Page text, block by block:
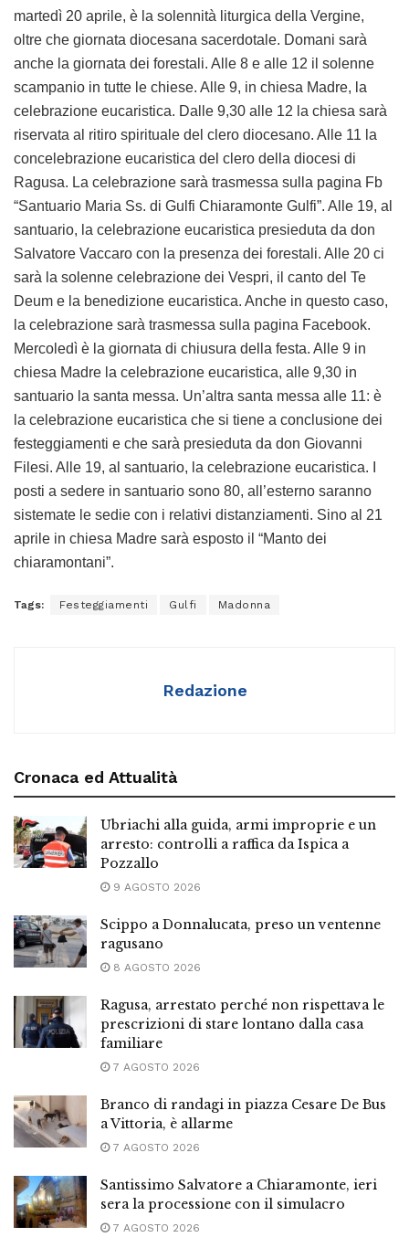
martedì 20 aprile, è la solennità liturgica della Vergine,
oltre che giornata diocesana sacerdotale. Domani sarà
anche la giornata dei forestali. Alle 8 e alle 12 il solenne
scampanio in tutte le chiese. Alle 9, in chiesa Madre, la
celebrazione eucaristica. Dalle 9,30 alle 12 la chiesa sarà
riservata al ritiro spirituale del clero diocesano. Alle 11 la
concelebrazione eucaristica del clero della diocesi di
Ragusa. La celebrazione sarà trasmessa sulla pagina Fb
“Santuario Maria Ss. di Gulfi Chiaramonte Gulfi”. Alle 19, al
santuario, la celebrazione eucaristica presieduta da don
Salvatore Vaccaro con la presenza dei forestali. Alle 20 ci
sarà la solenne celebrazione dei Vespri, il canto del Te
Deum e la benedizione eucaristica. Anche in questo caso,
la celebrazione sarà trasmessa sulla pagina Facebook.
Mercoledì è la giornata di chiusura della festa. Alle 9 in
chiesa Madre la celebrazione eucaristica, alle 9,30 in
santuario la santa messa. Un’altra santa messa alle 11: è
la celebrazione eucaristica che si tiene a conclusione dei
festeggiamenti e che sarà presieduta da don Giovanni
Filesi. Alle 19, al santuario, la celebrazione eucaristica. I
posti a sedere in santuario sono 80, all’esterno saranno
sistemate le sedie con i relativi distanziamenti. Sino al 21
aprile in chiesa Madre sarà esposto il “Manto dei
chiaramontani”.
Tags: Festeggiamenti Gulfi Madonna
Redazione
Cronaca ed Attualità
Ubriachi alla guida, armi improprie e un
arresto: controlli a raffica da Ispica a
Pozzallo
9 AGOSTO 2026
Scippo a Donnalucata, preso un ventenne
ragusano
8 AGOSTO 2026
Ragusa, arrestato perché non rispettava le
prescrizioni di stare lontano dalla casa
familiare
7 AGOSTO 2026
Branco di randagi in piazza Cesare De Bus
a Vittoria, è allarme
7 AGOSTO 2026
Santissimo Salvatore a Chiaramonte, ieri
sera la processione con il simulacro
7 AGOSTO 2026